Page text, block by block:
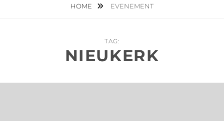
HOME EVENEMENT
TAG:
NIEUKERK